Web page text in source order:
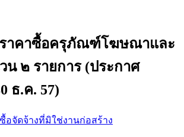
าคาซื้อครุภัณฑ์โฆษณาและ
น ๒ รายการ (ประกาศ
ธ.ค. 57)
อจัดจ้างที่มิใช่งานก่อสร้าง